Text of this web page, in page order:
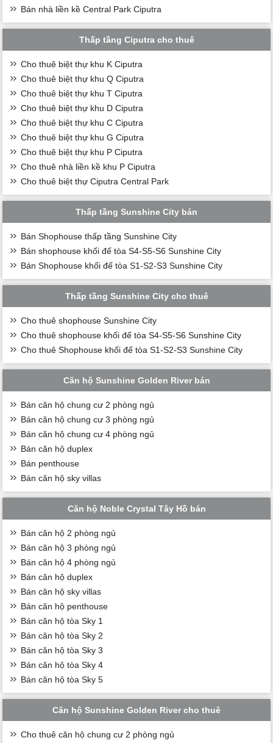
Bán nhà liền kề Central Park Ciputra
Thấp tầng Ciputra cho thuê
Cho thuê biệt thự khu K Ciputra
Cho thuê biệt thự khu Q Ciputra
Cho thuê biệt thự khu T Ciputra
Cho thuê biệt thự khu D Ciputra
Cho thuê biệt thự khu C Ciputra
Cho thuê biệt thự khu G Ciputra
Cho thuê biệt thự khu P Ciputra
Cho thuê nhà liền kề khu P Ciputra
Cho thuê biệt thự Ciputra Central Park
Thấp tầng Sunshine City bán
Bán Shophouse thấp tầng Sunshine City
Bán shophouse khối đế tòa S4-S5-S6 Sunshine City
Bán Shophouse khối đế tòa S1-S2-S3 Sunshine City
Thấp tầng Sunshine City cho thuê
Cho thuê shophouse Sunshine City
Cho thuê shophouse khối đế tòa S4-S5-S6 Sunshine City
Cho thuê Shophouse khối đế tòa S1-S2-S3 Sunshine City
Căn hộ Sunshine Golden River bán
Bán căn hộ chung cư 2 phòng ngủ
Bán căn hộ chung cư 3 phòng ngủ
Bán căn hộ chung cư 4 phòng ngủ
Bán căn hộ duplex
Bán penthouse
Bán căn hộ sky villas
Căn hộ Noble Crystal Tây Hồ bán
Bán căn hộ 2 phòng ngủ
Bán căn hộ 3 phòng ngủ
Bán căn hộ 4 phòng ngủ
Bán căn hộ duplex
Bán căn hộ sky villas
Bán căn hộ penthouse
Bán căn hộ tòa Sky 1
Bán căn hộ tòa Sky 2
Bán căn hộ tòa Sky 3
Bán căn hộ tòa Sky 4
Bán căn hộ tòa Sky 5
Căn hộ Sunshine Golden River cho thuê
Cho thuê căn hộ chung cư 2 phòng ngủ